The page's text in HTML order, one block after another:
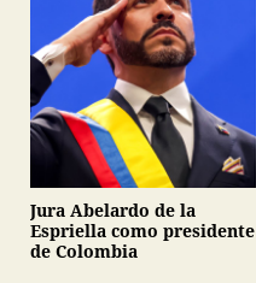
Jura Abelardo de la
Espriella como presidente
de Colombia